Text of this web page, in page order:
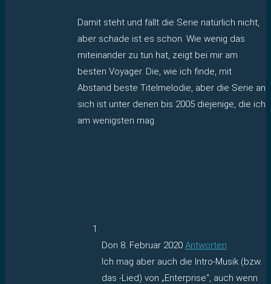
Damit steht und fällt die Serie natürlich nicht,
aber schade ist es schon. Wie wenig das
miteinander zu tun hat, zeigt bei mir am
besten Voyager. Die, wie ich finde, mit
Abstand beste Titelmelodie, aber die Serie an
sich ist unter denen bis 2005 diejenige, die ich
am wenigsten mag.
Don 8. Februar 2020 Antworten
Ich mag aber auch die Intro-Musik (bzw.
das -Lied) von „Enterprise“, auch wenn